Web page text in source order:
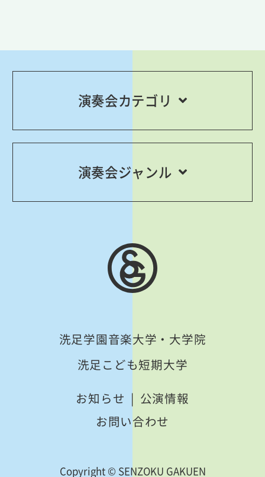
演奏会カテゴリ
演奏会ジャンル
洗足学園音楽大学・大学院
洗足こども短期大学
お知らせ
公演情報
お問い合わせ
Copyright © SENZOKU GAKUEN